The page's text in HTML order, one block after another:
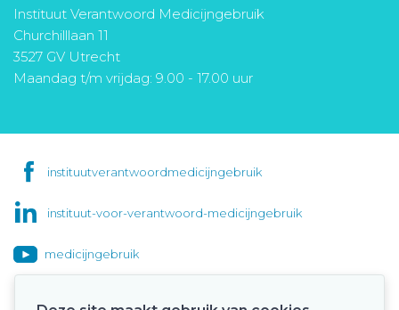
Instituut Verantwoord Medicijngebruik
Churchilllaan 11
3527 GV Utrecht
Maandag t/m vrijdag: 9.00 - 17.00 uur
instituutverantwoordmedicijngebruik
instituut-voor-verantwoord-medicijngebruik
medicijngebruik